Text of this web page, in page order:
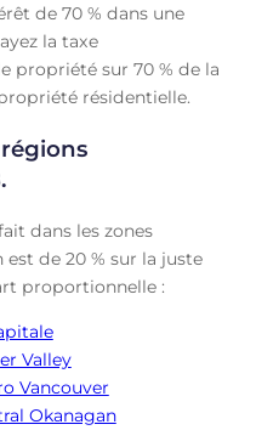
de 70 % dans une
la taxe
propriété sur 70 % de la
résidentielle.
dans les zones
de 20 % sur la juste
proportionnelle :
Valley
Vancouver
Okanagan